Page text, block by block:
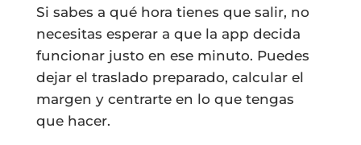
Si sabes a qué hora tienes que salir, no
necesitas esperar a que la app decida
funcionar justo en ese minuto. Puedes
dejar el traslado preparado, calcular el
margen y centrarte en lo que tengas
que hacer.